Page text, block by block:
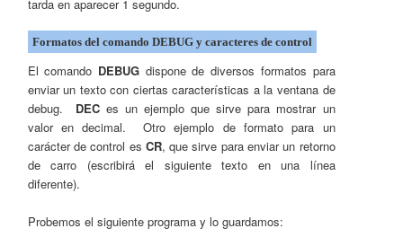
tarda en aparecer 1 segundo.
Formatos del comando DEBUG y caracteres de control
El comando DEBUG dispone de diversos formatos para
enviar un texto con ciertas características a la ventana de
debug. DECes un ejemplo que sirve para mostrar un
valor en decimal. Otro ejemplo de formato para un
carácter de control es CR, que sirve para enviar un retorno
de carro (escribirá el siguiente texto en una línea
diferente).
Probemos el siguiente programa y lo guardamos: